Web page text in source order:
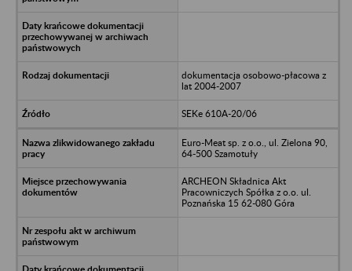
dokumentacja osobowo-płacowa z
lat 2004-2007
SEKe 610A-20/06
Euro-Meat sp. z o.o., ul. Zielona 90,
64-500 Szamotuły
ARCHEON Składnica Akt
Pracowniczych Spółka z o.o. ul.
Poznańska 15 62-080 Góra